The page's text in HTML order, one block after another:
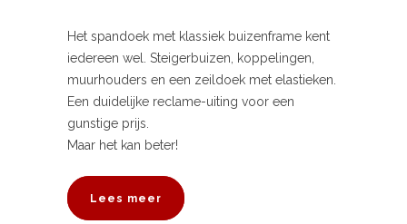
Het spandoek met klassiek buizenframe kent
iedereen wel. Steigerbuizen, koppelingen,
muurhouders en een zeildoek met elastieken.
Een duidelijke reclame-uiting voor een
gunstige prijs.
Maar het kan beter!
Lees meer